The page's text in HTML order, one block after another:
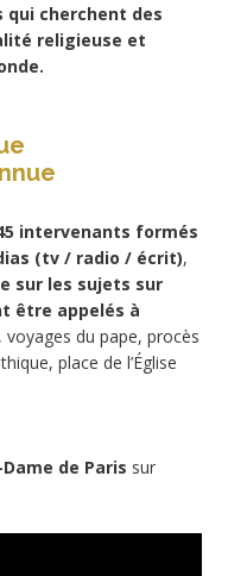
qui cherchent des
religieuse et
intervenants formés
(tv / radio / écrit),
sur les sujets sur
être appelés à
voyages du pape, procès
place de l’Église
de Paris sur